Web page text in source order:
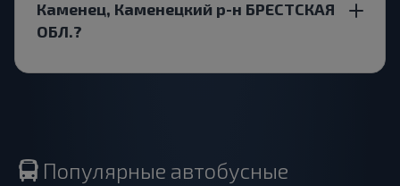
Каменец, Каменецкий р-н БРЕСТСКАЯ
ОБЛ.?
Популярные автобусные